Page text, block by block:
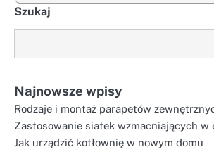
Szukaj
Najnowsze wpisy
Rodzaje i montaż parapetów
Zastosowanie siatek wzmacniających w
Jak urządzić kotłownię w nowym domu